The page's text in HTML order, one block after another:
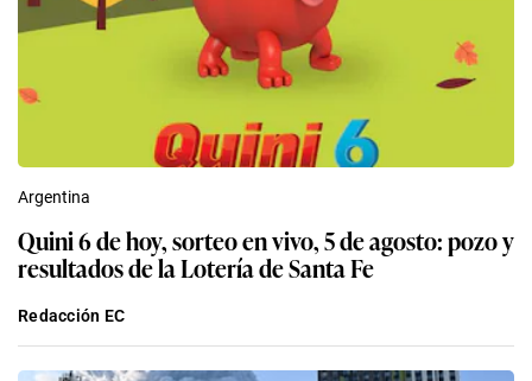
Argentina
Quini 6 de hoy, sorteo en vivo, 5 de agosto: pozo y
resultados de la Lotería de Santa Fe
Redacción EC